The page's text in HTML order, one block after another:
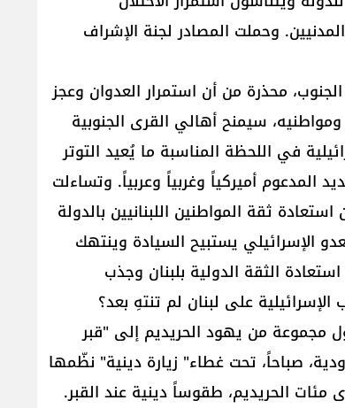
وحملت المصادر لجنة الإشراف
محذرة من أن استمرار العدوان وعجز
سيمنح أهالي القرى الجنوبية
في اللحظة المناسبة ما يُعيد التوتر
أميركياً وغربياً وعربياً. وتساءلت
ثقة المواطنين اللبنانيين بالدولة
الإسرائيلي يستبيح السيادة وينتهك
الثقة الدولية بلبنان وجذب
الإسرائيلية على لبنان لم تنتهِ بعد؟
مجموعة من يهود الحريديم إلى "قبر
صباحاً، تحت غطاء" زيارة دينية" نظّمها
مئات الحريديم، طقوساً دينية عند القبر.